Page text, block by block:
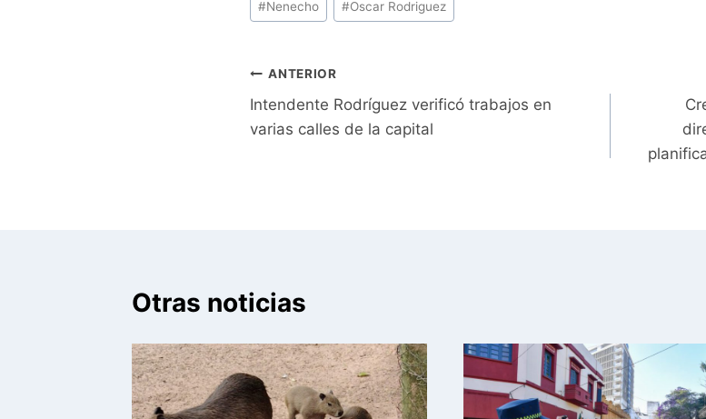
de
entrada:
#Nenecho #Oscar Rodriguez
Navegación
de
ANTERIOR
Intendente Rodríguez verificó trabajos en
varias calles de la capital
Otras noticias